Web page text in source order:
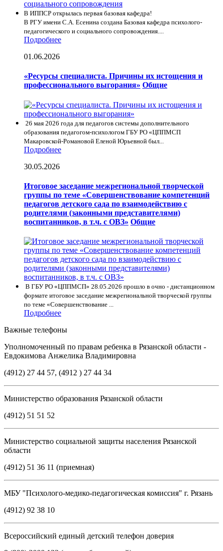
В ИППСР открылась первая базовая кафедра!
В РГУ имени С.А. Есенина создана Базовая кафедра психолого-
педагогического и социального сопровождения....
Подробнее
01.06.2026
«Ресурсы специалиста. Причины их истощения и
профессионального выгорания» Общие
26 мая 2026 года для педагогов системы дополнительного
образования педагогом-психологом ГБУ РО «ЦППМСП
Макаровской-Романовой Еленой Юрьевной был...
Подробнее
30.05.2026
Итоговое заседание межрегиональной творческой
группы по теме «Совершенствование компетенций
педагогов детского сада по взаимодействию с
родителями (законными представителями)
воспитанников, в т.ч. с ОВЗ» Общие
В ГБУ РО «ЦППМСП» 28.05.2026 прошло в очно - дистанционном
формате итоговое заседание межрегиональной творческой группы
по теме «Совершенствование ...
Подробнее
Важные телефоны
Уполномоченный по правам ребенка в Рязанской области -
Евдокимова Анжелика Владимировна
(4912) 27 44 57, (4912 ) 27 44 34
Министерство образования Рязанской области
(4912) 51 51 52
Министерство социальной защиты населения Рязанской
области
(4912) 51 36 11 (приемная)
МБУ "Психолого-медико-педагогическая комиссия" г. Рязань
(4912) 92 38 10
Всероссийский единый детский телефон доверия